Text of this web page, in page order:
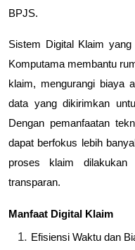
BPJS.
Sistem Digital Klaim
Komputama membantu
klaim, mengurangi biaya
data yang dikirimkan
Dengan pemanfaatan
dapat berfokus lebih
proses klaim
transparan.
Manfaat Digital Klaim
Efisiensi Waktu dan